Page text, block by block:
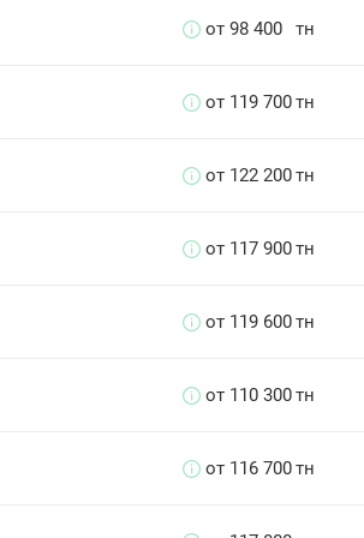
от 98 400 тн
от 119 700тн
от 122 200тн
от 117 900тн
от 119 600тн
от 110 300тн
от 116 700тн